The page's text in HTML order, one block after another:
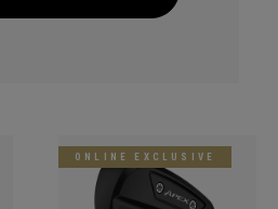
ONLINE EXCLUSIVE